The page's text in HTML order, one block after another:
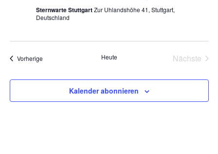
Sternwarte StuttgartZur Uhlandshöhe 41, Stuttgart,
Deutschland
VorherigeVeranstaltungen Heute
Nächste
Kalender abonnieren